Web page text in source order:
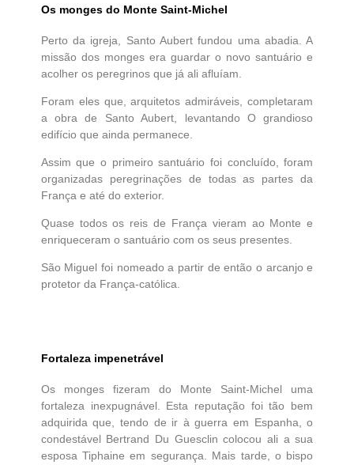
Os monges do Monte Saint-Michel
Perto da igreja, Santo Aubert fundou uma abadia. A
missão dos monges era guardar o novo santuário e
acolher os peregrinos que já ali afluíam.
Foram eles que, arquitetos admiráveis, completaram
a obra de Santo Aubert, levantando O grandioso
edifício que ainda permanece.
Assim que o primeiro santuário foi concluído, foram
organizadas peregrinações de todas as partes da
França e até do exterior.
Quase todos os reis de França vieram ao Monte e
enriqueceram o santuário com os seus presentes.
São Miguel foi nomeado a partir de então o arcanjo e
protetor da França-católica.
Fortaleza impenetrável
Os monges fizeram do Monte Saint-Michel uma
fortaleza inexpugnável. Esta reputação foi tão bem
adquirida que, tendo de ir à guerra em Espanha, o
condestável Bertrand Du Guesclin colocou ali a sua
esposa Tiphaine em segurança. Mais tarde, o bispo